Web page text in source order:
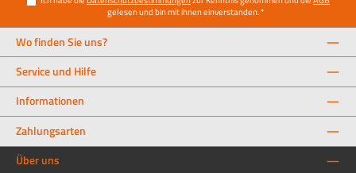
gelesen und bin mit ihnen einverstanden.*
Wo finden Sie uns?
Service und Hilfe
Informationen
Zahlungsarten
Über uns